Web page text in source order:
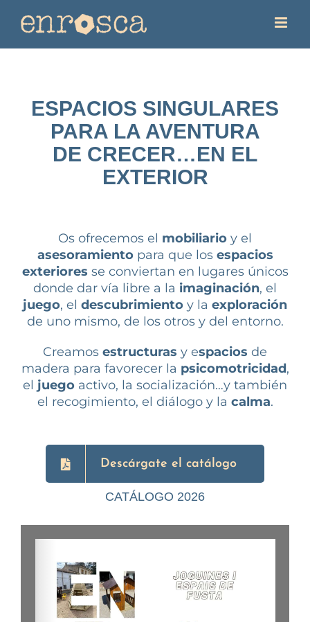
ESPACIOS SINGULARES
PARA LA AVENTURA
DE CRECER…EN EL
EXTERIOR
Os ofrecemos el mobiliario y el
asesoramientopara que los espacios
exteriores se conviertan en lugares únicos
donde dar vía libre a la imaginación, el
juego, el descubrimiento y la exploración
de uno mismo, de los otros y del entorno.
Creamos estructuras y espacios de
madera para favorecer la psicomotricidad,
el juego activo, la socialización…y también
el recogimiento, el diálogo y la calma.
Descárgate el catálogo
CATÁLOGO 2026